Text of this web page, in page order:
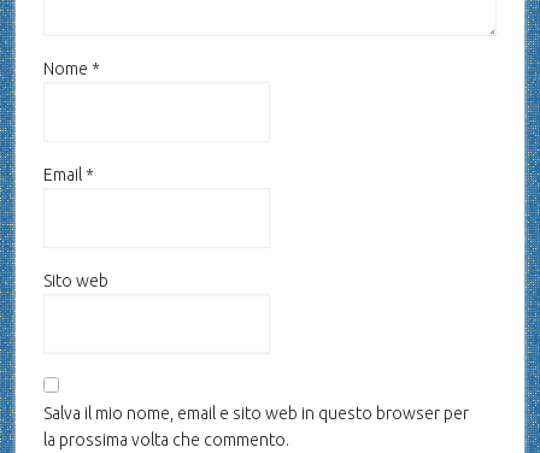
Nome *
Email *
Sito web
Salva il mio nome, email e sito web in questo browser per
la prossima volta che commento.